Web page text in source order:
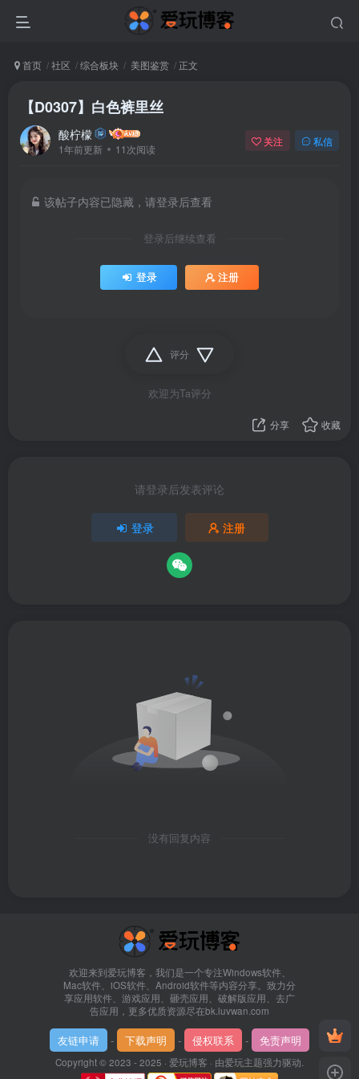
首页 社区 综合板块 美图鉴赏 正文
【D0307】白色裤里丝
酸柠檬
1年前更新 11次阅读
关注 私信
该帖子内容已隐藏，请登录后查看
登录后继续查看
登录 注册
评分
欢迎为Ta评分
分享 收藏
请登录后发表评论
登录 注册
没有回复内容
欢迎来到爱玩博客，我们是一个专注Windows软件、
Mac软件、iOS软件、Android软件等内容分享。致力分
享应用软件、游戏应用、砸壳应用、破解版应用、去广
告应用，更多优质资源尽在bk.luvwan.com
友链申请 - 下载声明 - 侵权联系 - 免责声明
Copyright © 2023 - 2025 · 爱玩博客 · 由爱玩主题强力驱动.